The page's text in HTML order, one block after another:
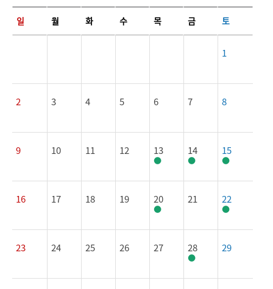
11월 행사일정
일
월 화 수 목 금 토
1
2 3 4 5 6 7 8
9 10 11 12 13 14 15
16 17 18 19 20 21 22
23 24 25 26 27 28 29